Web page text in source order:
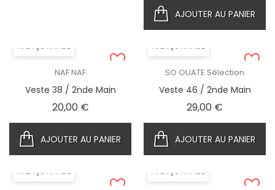
AJOUTER AU PANIER
APERÇU RAPIDE
NAF NAF
Veste 38 / 2nde Main
20,00 €Prix
AJOUTER AU PANIER
APERÇU RAPIDE
SO OUATE Sélection
Veste 46 / 2nde Main
29,00 €
AJOUTER AU PANIER
APERÇU RAPIDE APERÇU RAPIDE